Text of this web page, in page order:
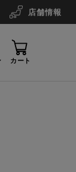
店舗情報
カート